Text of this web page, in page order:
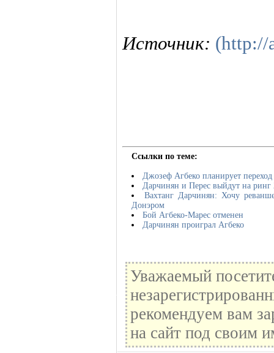
Источник: (http://
Ссылки по теме:
Джозеф Агбеко планирует переход
Дарчинян и Перес выйдут на ринг
Вахтанг Дарчинян: Хочу
Донэром
Бой Агбеко-Марес отменен
Дарчинян проиграл Агбеко
Уважаемый
рекомендуем вам
на сайт под своим